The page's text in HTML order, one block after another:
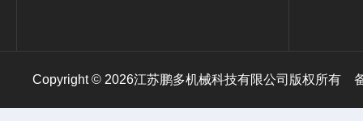
Copyright © 2026江苏鹏多机械科技有限公司版权所有